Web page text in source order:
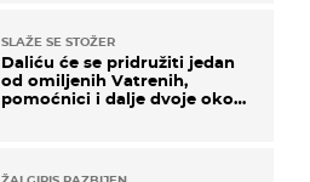
SLAŽE SE STOŽER
Daliću će se pridružiti jedan
od omiljenih Vatrenih,
pomoćnici i dalje dvoje oko